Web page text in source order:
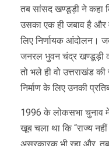
तब सांसद खण्डूड़ी ने कहा
उसका एक ही जबाव है और
लिए निर्णायक
जनरल भुवन चंद्र खण्डूड़ी
तो भले ही वो उत्तराखंड
निर्माण के लिए उनकी
1996 के लोकसभा चुनाव में
खूब चला था कि “राज्य